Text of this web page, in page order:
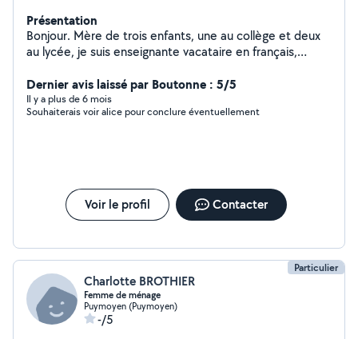
Présentation
Bonjour. Mère de trois enfants, une au collège et deux
au lycée, je suis enseignante vacataire en français,
cours de soutien et de l'aide depuis 2005. Patiente, à
l'écoute et passionnée, j'aiderai vos enfants de mon
mieux. J'ai suivi des formations pour les troubles de
Dernier avis laissé par Boutonne : 5/5
Il y a plus de 6 mois
Souhaiterais voir alice pour conclure éventuellement
Voir le profil Contacter
Particulier
Charlotte BROTHIER
Femme de ménage
Puymoyen (Puymoyen)
-/5